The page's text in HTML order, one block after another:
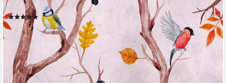
Wandtapete
(2)
ab 26,34 € UVP43,95 €
(5,65 €/ 1 qm)
-40%
lieferbar - in 4-5 Werktagen bei dir